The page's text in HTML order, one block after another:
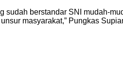
sudah berstandar SNI mudah-
masyarakat,” Pungkas